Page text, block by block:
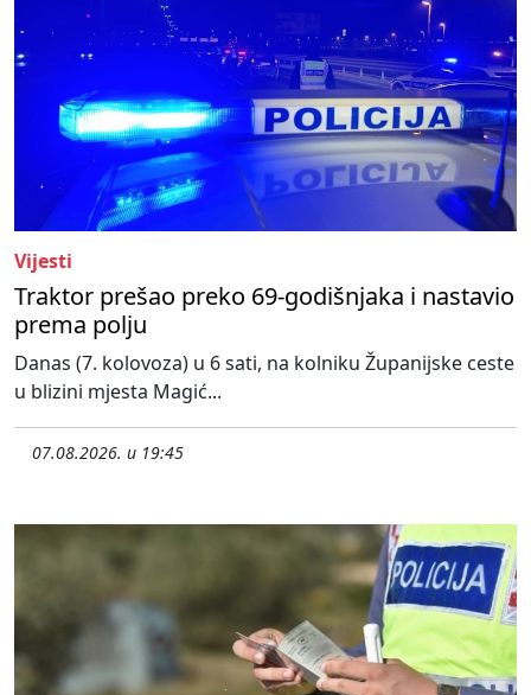
Vijesti
Traktor prešao preko 69-godišnjaka i nastavio
prema polju
Danas (7. kolovoza) u 6 sati, na kolniku Županijske ceste
u blizini mjesta Magić...
07.08.2026. u 19:45